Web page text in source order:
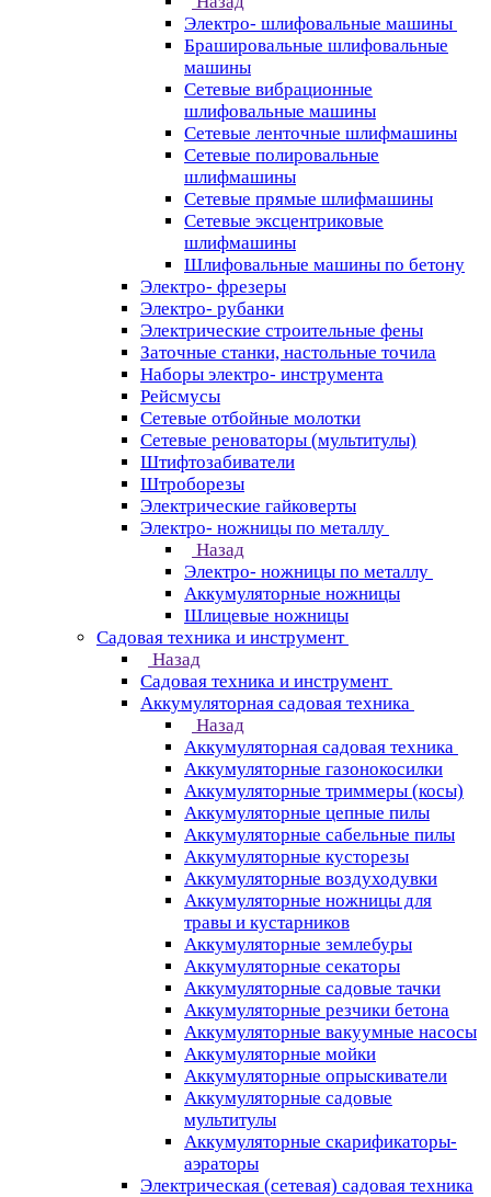
Электро- шлифовальные машины
Брашировальные шлифовальные
машины
Сетевые вибрационные
шлифовальные машины
Сетевые ленточные шлифмашины
Сетевые полировальные
шлифмашины
Сетевые прямые шлифмашины
Сетевые эксцентриковые
шлифмашины
Шлифовальные машины по бетону
Электро- фрезеры
Электро- рубанки
Электрические строительные фены
Заточные станки, настольные точила
Наборы электро- инструмента
Рейсмусы
Сетевые отбойные молотки
Сетевые реноваторы (мультитулы)
Штифтозабиватели
Штроборезы
Электрические гайковерты
Электро- ножницы по металлу
Назад
Электро- ножницы по металлу
Аккумуляторные ножницы
Шлицевые ножницы
Cадовая техника и инструмент
Назад
Cадовая техника и инструмент
Аккумуляторная садовая техника
Назад
Аккумуляторная садовая техника
Аккумуляторные газонокосилки
Аккумуляторные триммеры (косы)
Аккумуляторные цепные пилы
Аккумуляторные сабельные пилы
Аккумуляторные кусторезы
Аккумуляторные воздуходувки
Аккумуляторные ножницы для
травы и кустарников
Аккумуляторные землебуры
Аккумуляторные секаторы
Аккумуляторные садовые тачки
Аккумуляторные резчики бетона
Аккумуляторные вакуумные насосы
Аккумуляторные мойки
Аккумуляторные опрыскиватели
Аккумуляторные садовые
мультитулы
Аккумуляторные скарификаторы-
аэраторы
Электрическая (сетевая) садовая техника